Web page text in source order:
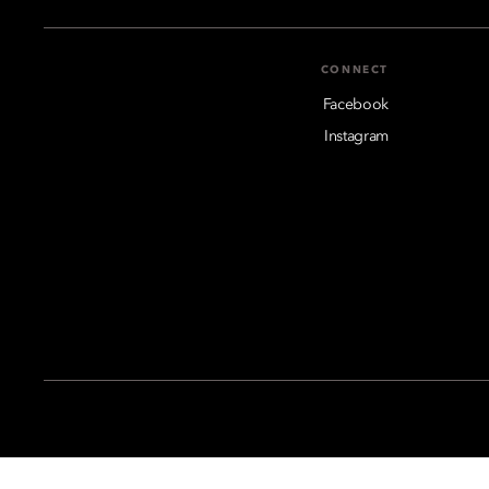
CONNECT
Facebook
Instagram